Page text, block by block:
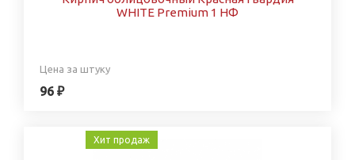
WHITE Premium 1 НФ
Цена за штуку
96 ₽
Хит продаж